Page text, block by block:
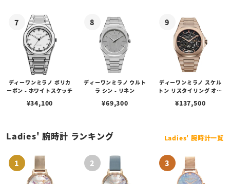
ディーワンミラノ ポリカ
ーボン - ホワイトスケッチ
¥34,100
ディーワンミラノ ウルト
ラ シン - リネン
¥69,300
ディーワンミラノ スケル
トン リスタイリング オー
ド
¥137,500
Ladies' 腕時計 ランキング Ladies' 腕時計一覧